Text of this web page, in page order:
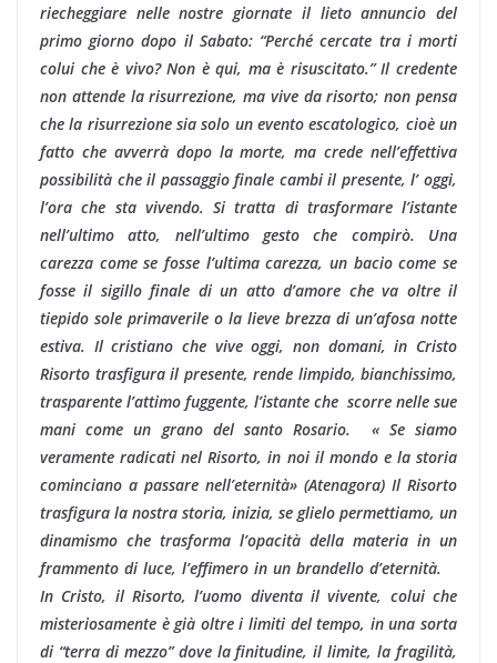
riecheggiare nelle nostre giornate il lieto annuncio del
primo giorno dopo il Sabato: “Perché cercate tra i morti
colui che è vivo? Non è qui, ma è risuscitato.” Il credente
non attende la risurrezione, ma vive da risorto; non pensa
che la risurrezione sia solo un evento escatologico, cioè un
fatto che avverrà dopo la morte, ma crede nell’effettiva
possibilità che il passaggio finale cambi il presente, l’ oggi,
l’ora che sta vivendo. Si tratta di trasformare l’istante
nell’ultimo atto, nell’ultimo gesto che compirò. Una
carezza come se fosse l’ultima carezza, un bacio come se
fosse il sigillo finale di un atto d’amore che va oltre il
tiepido sole primaverile o la lieve brezza di un’afosa notte
estiva. Il cristiano che vive oggi, non domani, in Cristo
Risorto trasfigura il presente, rende limpido, bianchissimo,
trasparente l’attimo fuggente, l’istante che scorre nelle sue
mani come un grano del santo Rosario. « Se siamo
veramente radicati nel Risorto, in noi il mondo e la storia
cominciano a passare nell’eternità» (Atenagora) Il Risorto
trasfigura la nostra storia, inizia, se glielo permettiamo, un
dinamismo che trasforma l’opacità della materia in un
frammento di luce, l’effimero in un brandello d’eternità.
In Cristo, il Risorto, l’uomo diventa il vivente, colui che
misteriosamente è già oltre i limiti del tempo, in una sorta
di “terra di mezzo” dove la finitudine, il limite, la fragilità,